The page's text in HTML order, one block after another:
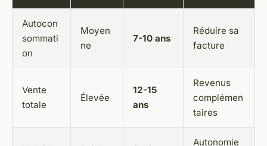
Autocon
sommati
on
Moyen
ne
7-10 ans
Réduire sa
facture
Vente
totale
Élevée
12-15
ans
Revenus
complémen
taires
Autonomie